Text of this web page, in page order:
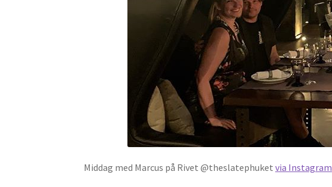
Middag med Marcus på Rivet @theslatephuketvia Instagram